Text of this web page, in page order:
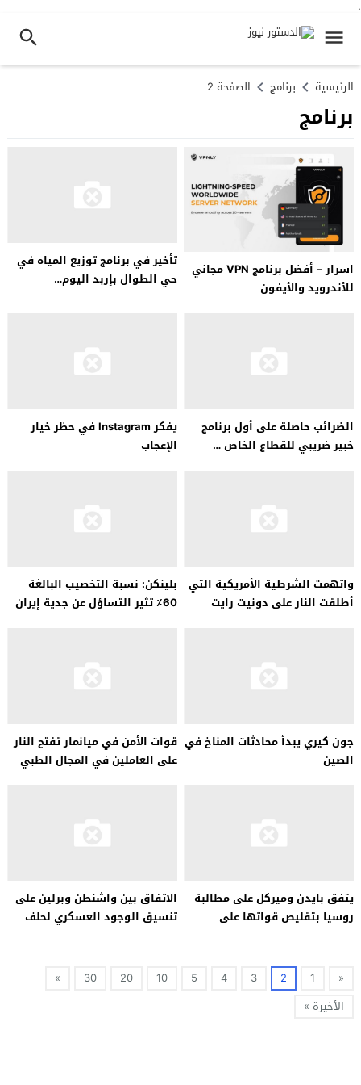
.
الرئيسية برنامج الصفحة 2
برنامج
اسرار – أفضل برنامج VPN مجاني
للأندرويد والأيفون
تأخير في برنامج توزيع المياه في
حي الطوال بإربد اليوم…
الضرائب حاصلة على أول برنامج
خبير ضريبي للقطاع الخاص …
يفكر Instagram في حظر خيار
الإعجاب
واتهمت الشرطية الأمريكية التي
أطلقت النار على دونيت رايت
بلينكن: نسبة التخصيب البالغة
60٪ تثير التساؤل عن جدية إيران
جون كيري يبدأ محادثات المناخ في
الصين
قوات الأمن في ميانمار تفتح النار
على العاملين في المجال الطبي
يتفق بايدن وميركل على مطالبة
روسيا بتقليص قواتها على
الاتفاق بين واشنطن وبرلين على
تنسيق الوجود العسكري لحلف
«
1
2
3
4
5
10
20
30
»
الأخيرة »